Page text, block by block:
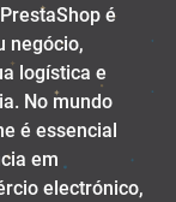
é
negócio,
logística e
No mundo
é essencial
em
electrónico,